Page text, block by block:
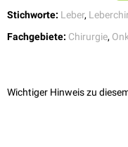
Stichworte: Leber,
Fachgebiete: Chirurgie,
Wichtiger Hinweis zu